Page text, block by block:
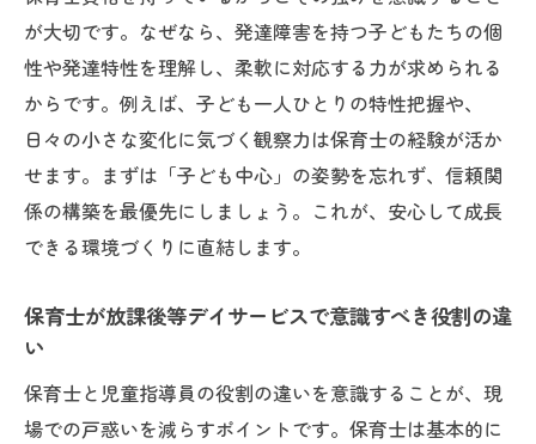
が大切です。なぜなら、発達障害を持つ子どもたちの個
性や発達特性を理解し、柔軟に対応する力が求められる
からです。例えば、子ども一人ひとりの特性把握や、
日々の小さな変化に気づく観察力は保育士の経験が活か
せます。まずは「子ども中心」の姿勢を忘れず、信頼関
係の構築を最優先にしましょう。これが、安心して成長
できる環境づくりに直結します。
保育士が放課後等デイサービスで意識すべき役割の違
い
保育士と児童指導員の役割の違いを意識することが、現
場での戸惑いを減らすポイントです。保育士は基本的に